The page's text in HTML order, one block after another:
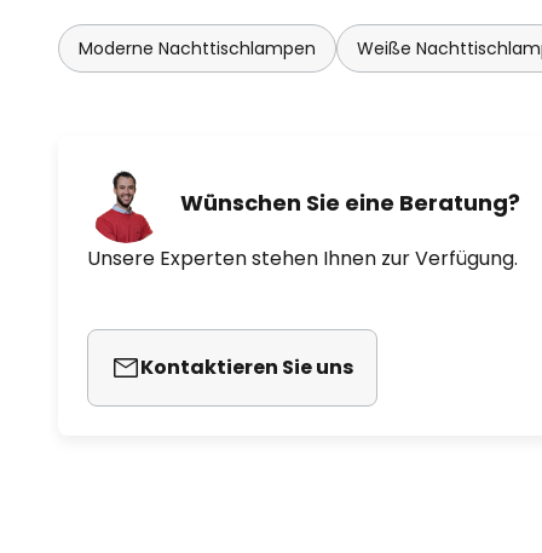
Moderne Nachttischlampen Weiße
Wünschen Sie eine Beratung?
Unsere Experten stehen Ihnen zur Verfügung.
Kontaktieren Sie uns